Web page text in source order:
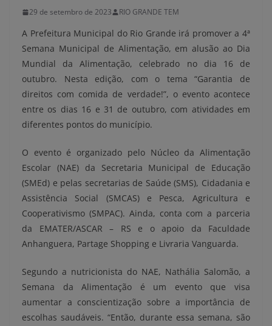
29 de setembro de 2023 RIO GRANDE TEM
A Prefeitura Municipal do Rio Grande irá promover a 4ª
Semana Municipal de Alimentação, em alusão ao Dia
Mundial da Alimentação, celebrado no dia 16 de
outubro. Nesta edição, com o tema “Garantia de
direitos com comida de verdade!”, o evento acontece
entre os dias 16 e 31 de outubro, com atividades em
diferentes pontos do município.
O evento é organizado pelo Núcleo da Alimentação
Escolar (NAE) da Secretaria Municipal de Educação
(SMEd) e pelas secretarias de Saúde (SMS), Cidadania e
Assistência Social (SMCAS) e Pesca, Agricultura e
Cooperativismo (SMPAC). Ainda, conta com a parceria
da EMATER/ASCAR – RS e o apoio da Faculdade
Anhanguera, Partage Shopping e Livraria Vanguarda.
Segundo a nutricionista do NAE, Nathália Salomão, a
Semana da Alimentação é um evento que visa
aumentar a conscientização sobre a importância de
escolhas saudáveis. “Então, durante essa semana, são